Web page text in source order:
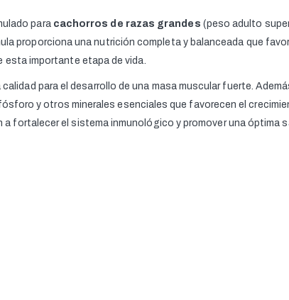
para cachorros de razas grandes (peso adulto
proporciona una nutrición completa y balanceada que
esta importante etapa de vida.
para el desarrollo de una masa muscular fuerte.
y otros minerales esenciales que favorecen el
fortalecer el sistema inmunológico y promover una óptima